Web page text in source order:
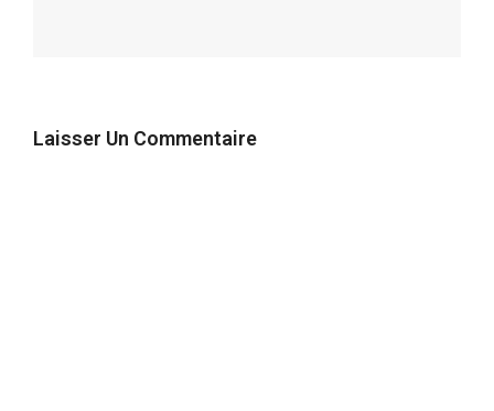
Laisser Un Commentaire